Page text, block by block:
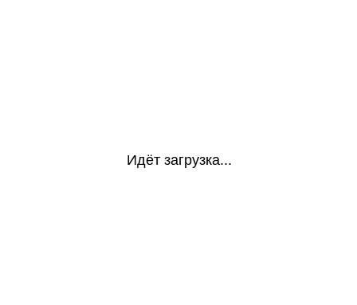
Идёт загрузка...